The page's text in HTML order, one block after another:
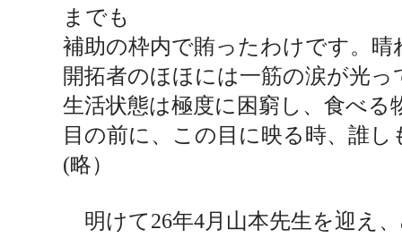
までも
補助の枠内で賄ったわけです。 晴
開拓者のほほには一筋の涙が光
生活状態は極度に困窮し、食べる
目 の前に、この目に映る時、 誰し
(略）
明けて26年4月山本先生を迎え